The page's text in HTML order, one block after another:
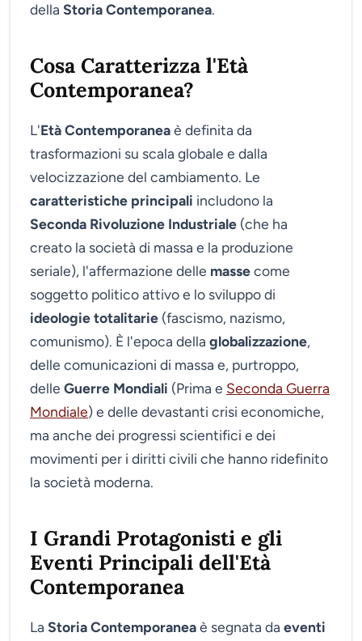
della Storia Contemporanea.
Cosa Caratterizza l'Età
Contemporanea?
L'Età Contemporaneaè definita da
trasformazioni su scala globale e dalla
velocizzazione del cambiamento. Le
caratteristiche principali includono la
Seconda Rivoluzione Industriale (che ha
creato la società di massa e la produzione
seriale), l'affermazione delle massecome
soggetto politico attivo e lo sviluppo di
ideologie totalitarie (fascismo, nazismo,
comunismo). È l'epoca della globalizzazione,
delle comunicazioni di massa e, purtroppo,
delle Guerre Mondiali (Prima e Seconda Guerra
Mondiale) e delle devastanti crisi economiche,
ma anche dei progressi scientifici e dei
movimenti per i diritti civili che hanno ridefinito
la società moderna.
I Grandi Protagonisti e gli
Eventi Principali dell'Età
Contemporanea
La Storia Contemporaneaè segnata da eventi